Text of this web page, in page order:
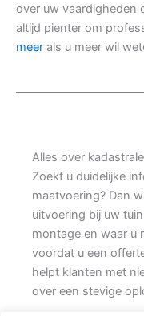
over uw vaardigheden
altijd pienter om
meer als u meer wil
Alles over
Zoekt u duidelijke
maatvoering? Dan
uitvoering bij uw
montage en waar u
voordat u een
helpt klanten met
over een stevige